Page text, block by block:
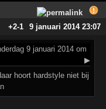
+2-1 9 januari 2014 23:07
9 januari 2014 om
▶
hoort hardstyle niet bij